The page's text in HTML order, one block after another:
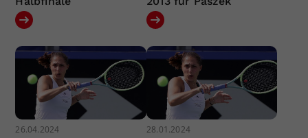
26.04.2024 28.01.2024